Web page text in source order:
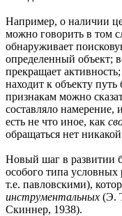
Например, о наличии
можно говорить в том
обнаруживает
определенный объект;
прекращает
находит к объекту
признакам можно
составляло
есть не что иное, как
обращаться нет
Новый шаг в развитии
особого типа условных
т.е. павловскими),
инструментальных (Э.
Скиннер, 1938).